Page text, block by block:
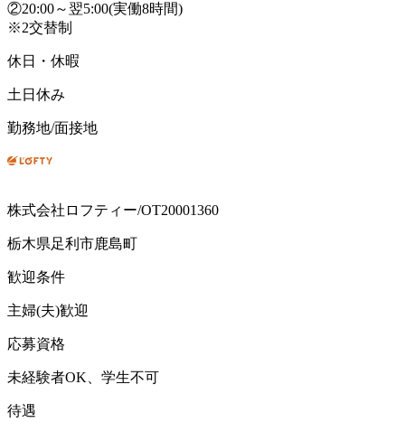
②20:00～翌5:00(実働8時間)
※2交替制
休日・休暇
土日休み
勤務地/面接地
株式会社ロフティー/OT20001360
栃木県足利市鹿島町
歓迎条件
主婦(夫)歓迎
応募資格
未経験者OK、学生不可
待遇